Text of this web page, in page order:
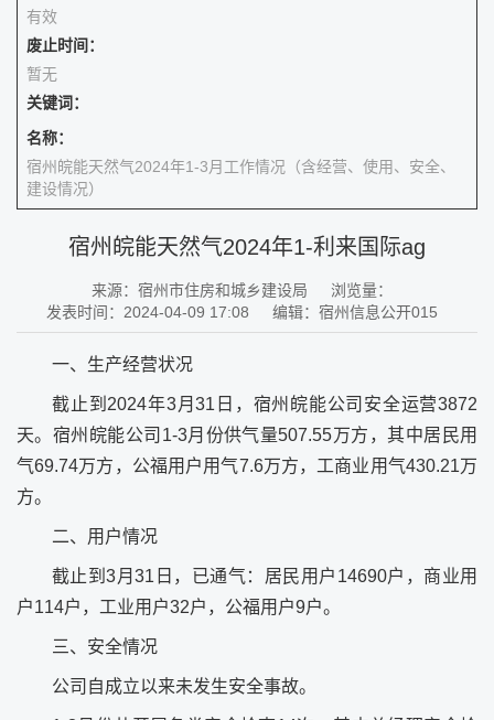
有效
废止时间：
暂无
关键词：
名称：
宿州皖能天然气2024年1-3月工作情况（含经营、使用、安全、
建设情况）
宿州皖能天然气2024年1-利来国际ag
来源：宿州市住房和城乡建设局
浏览量：
发表时间：2024-04-09 17:08
编辑：宿州信息公开015
一、生产经营状况
截止到2024年3月31日，宿州皖能公司安全运营3872
天。宿州皖能公司1-3月份供气量507.55万方，其中居民用
气69.74万方，公福用户用气7.6万方，工商业用气430.21万
方。
二、用户情况
截止到3月31日，已通气：居民用户14690户，商业用
户114户，工业用户32户，公福用户9户。
三、安全情况
公司自成立以来未发生安全事故。